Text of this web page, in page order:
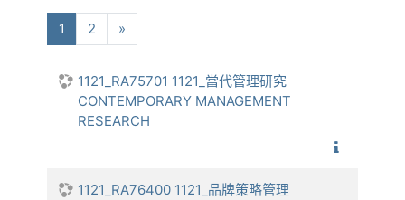
1 (current)
2 »
1121_RA75701 1121_當代管理研究
CONTEMPORARY MANAGEMENT
RESEARCH
1121_RA76400 1121_品牌策略管理